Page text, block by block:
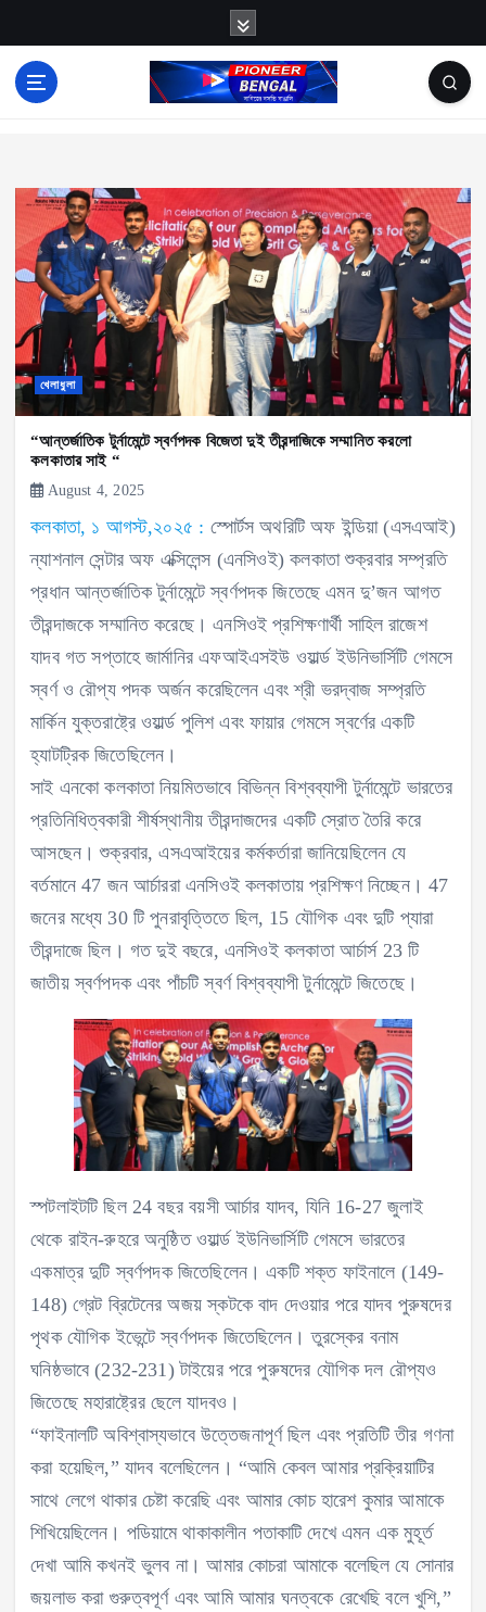
k
খেলাধুলা
“আন্তর্জাতিক টুর্নামেন্টে স্বর্ণপদক বিজেতা দুই তীরন্দাজিকে সম্মানিত করলো
কলকাতার সাই “
August 4, 2025
কলকাতা, ১ আগস্ট,২০২৫ : স্পোর্টস অথরিটি অফ ইন্ডিয়া (এসএআই)
ন্যাশনাল সেন্টার অফ এক্সিলেন্স (এনসিওই) কলকাতা শুক্রবার সম্প্রতি
প্রধান আন্তর্জাতিক টুর্নামেন্টে স্বর্ণপদক জিতেছে এমন দু’জন আগত
তীরন্দাজকে সম্মানিত করেছে। এনসিওই প্রশিক্ষণার্থী সাহিল রাজেশ
যাদব গত সপ্তাহে জার্মানির এফআইএসইউ ওয়ার্ল্ড ইউনিভার্সিটি গেমসে
স্বর্ণ ও রৌপ্য পদক অর্জন করেছিলেন এবং শ্রী ভরদ্বাজ সম্প্রতি
মার্কিন যুক্তরাষ্ট্রে ওয়ার্ল্ড পুলিশ এবং ফায়ার গেমসে স্বর্ণের একটি
হ্যাটট্রিক জিতেছিলেন।
সাই এনকো কলকাতা নিয়মিতভাবে বিভিন্ন বিশ্বব্যাপী টুর্নামেন্টে ভারতের
প্রতিনিধিত্বকারী শীর্ষস্থানীয় তীরন্দাজদের একটি স্রোত তৈরি করে
আসছেন। শুক্রবার, এসএআইয়ের কর্মকর্তারা জানিয়েছিলেন যে
বর্তমানে 47 জন আর্চাররা এনসিওই কলকাতায় প্রশিক্ষণ নিচ্ছেন। 47
জনের মধ্যে 30 টি পুনরাবৃত্তিতে ছিল, 15 যৌগিক এবং দুটি প্যারা
তীরন্দাজে ছিল। গত দুই বছরে, এনসিওই কলকাতা আর্চার্স 23 টি
জাতীয় স্বর্ণপদক এবং পাঁচটি স্বর্ণ বিশ্বব্যাপী টুর্নামেন্টে জিতেছে।
স্পটলাইটটি ছিল 24 বছর বয়সী আর্চার যাদব, যিনি 16-27 জুলাই
থেকে রাইন-রুহরে অনুষ্ঠিত ওয়ার্ল্ড ইউনিভার্সিটি গেমসে ভারতের
একমাত্র দুটি স্বর্ণপদক জিতেছিলেন। একটি শক্ত ফাইনালে (149-
148) গ্রেট ব্রিটেনের অজয় স্কটকে বাদ দেওয়ার পরে যাদব পুরুষদের
পৃথক যৌগিক ইভেন্টে স্বর্ণপদক জিতেছিলেন। তুরস্কের বনাম
ঘনিষ্ঠভাবে (232-231) টাইয়ের পরে পুরুষদের যৌগিক দল রৌপ্যও
জিতেছে মহারাষ্ট্রের ছেলে যাদবও।
“ফাইনালটি অবিশ্বাস্যভাবে উত্তেজনাপূর্ণ ছিল এবং প্রতিটি তীর গণনা
করা হয়েছিল,” যাদব বলেছিলেন। “আমি কেবল আমার প্রক্রিয়াটির
সাথে লেগে থাকার চেষ্টা করেছি এবং আমার কোচ হারেশ কুমার আমাকে
শিখিয়েছিলেন। পডিয়ামে থাকাকালীন পতাকাটি দেখে এমন এক মুহূর্ত
দেখা আমি কখনই ভুলব না। আমার কোচরা আমাকে বলেছিল যে সোনার
জয়লাভ করা গুরুত্বপূর্ণ এবং আমি আমার ঘনত্বকে রেখেছি বলে খুশি,”